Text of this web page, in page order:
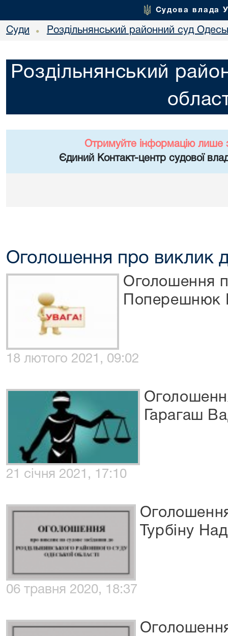
Судова влада
Суди • Роздільнянський районний суд
Роздільнянський
Отримуйте інформацію лише
Єдиний Контакт-центр судової
Оголошення про виклик
Оголошення
Поперешнюк
18 лютого 2021, 09:02
Гарагаш
21 січня 2021, 17:10
Турбіну
06 травня 2020, 18:37